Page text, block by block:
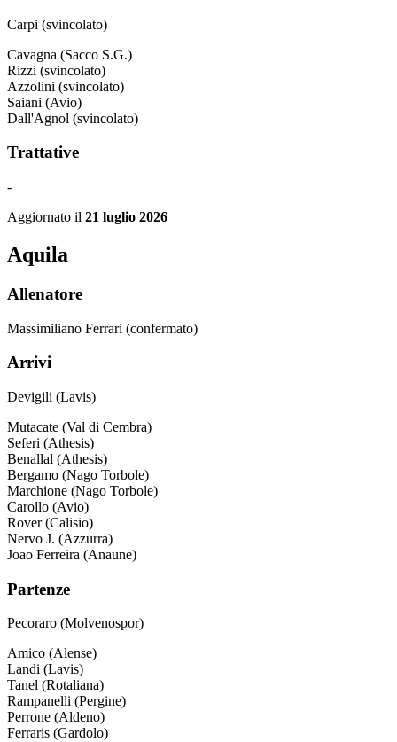
Carpi (svincolato)
Cavagna (Sacco S.G.)
Rizzi (svincolato)
Azzolini (svincolato)
Saiani (Avio)
Dall'Agnol (svincolato)
Trattative
-
Aggiornato il 21 luglio 2026
Aquila
Allenatore
Massimiliano Ferrari (confermato)
Arrivi
Devigili (Lavis)
Mutacate (Val di Cembra)
Seferi (Athesis)
Benallal (Athesis)
Bergamo (Nago Torbole)
Marchione (Nago Torbole)
Carollo (Avio)
Rover (Calisio)
Nervo J. (Azzurra)
Joao Ferreira (Anaune)
Partenze
Pecoraro (Molvenospor)
Amico (Alense)
Landi (Lavis)
Tanel (Rotaliana)
Rampanelli (Pergine)
Perrone (Aldeno)
Ferraris (Gardolo)